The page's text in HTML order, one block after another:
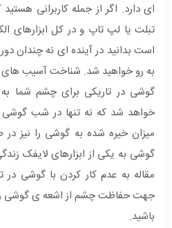
ای دارد. اگر از جمله کاربرانی
تبلت یا لپ تاپ و در کل ابزارهای
است بدانید در آینده ای نه چندان
به رو خواهید شد. شناخت آسیب های
گوشی در تاریکی برای چشم شما
خواهد شد که نه تنها در شب گوشی یا
میزان خیره شده به گوشی را نیز
گوشی به یکی از ابزارهای لایفک
مقاله به عدم کار کردن با گوشی در
جهت حفاظت چشم از اشعه ی گوشی را
باشید.